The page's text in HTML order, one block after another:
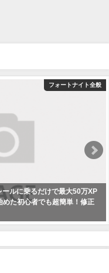
フォートナイト全般
ールに乗るだけで最大50万XP
た初心者でも超簡単！修正